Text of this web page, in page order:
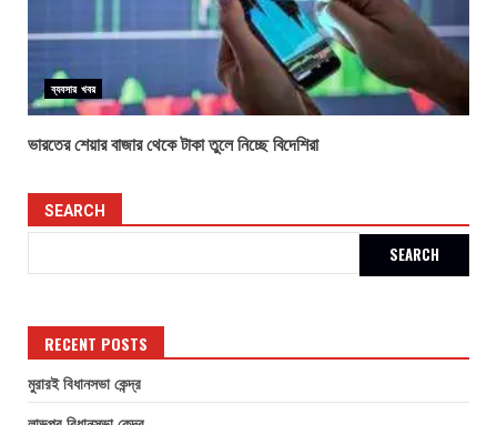
ব্যবসার খবর
ভারতের শেয়ার বাজার থেকে টাকা তুলে নিচ্ছে বিদেশিরা
SEARCH
SEARCH
RECENT POSTS
মুরারই বিধানসভা কেন্দ্র